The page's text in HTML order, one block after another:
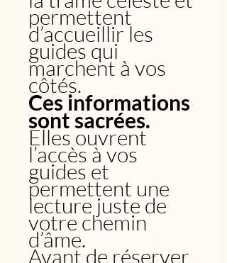
permettent
d’accueillir les
guides qui
marchent à vos
côtés.
Ces informations
sont sacrées.
Elles ouvrent
l’accès à vos
guides et
permettent une
lecture juste de
votre chemin
d’âme.
Avant de réserver